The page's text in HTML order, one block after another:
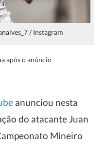
/ Instagram
após o anúncio
anunciou nesta
do atacante Juan
Mineiro